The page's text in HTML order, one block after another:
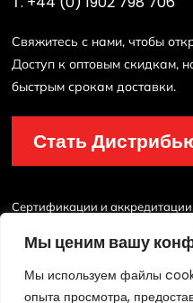
Мы ценим вашу
Мы используем файлы
опыта просмотра,
Свяжитесь с нами, чтобы
Доступ к оптовым скидкам,
быстрым срокам доставки.
Стать
Сертификации и аккредитации